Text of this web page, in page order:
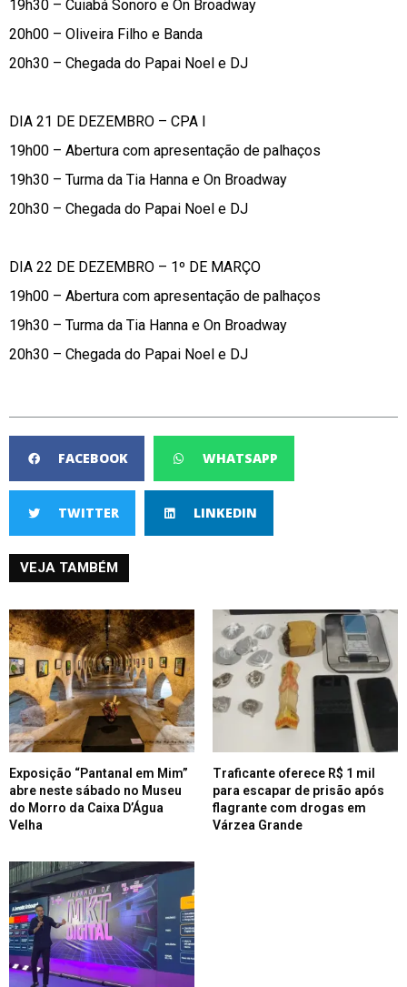
19h30 – Cuiabá Sonoro e On Broadway
20h00 – Oliveira Filho e Banda
20h30 – Chegada do Papai Noel e DJ
DIA 21 DE DEZEMBRO – CPA I
19h00 – Abertura com apresentação de palhaços
19h30 – Turma da Tia Hanna e On Broadway
20h30 – Chegada do Papai Noel e DJ
DIA 22 DE DEZEMBRO – 1º DE MARÇO
19h00 – Abertura com apresentação de palhaços
19h30 – Turma da Tia Hanna e On Broadway
20h30 – Chegada do Papai Noel e DJ
FACEBOOK WHATSAPP
TWITTER LINKEDIN
VEJA TAMBÉM
Exposição “Pantanal em Mim”
abre neste sábado no Museu
do Morro da Caixa D’Água
Velha
Traficante oferece R$ 1 mil
para escapar de prisão após
flagrante com drogas em
Várzea Grande